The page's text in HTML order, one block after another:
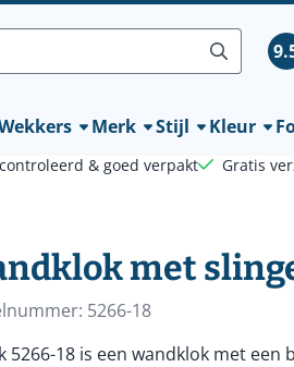
Merk Stijl Kleur
& goed verpakt
Gratis
met
5266-18
5266-18 is een wandklok met